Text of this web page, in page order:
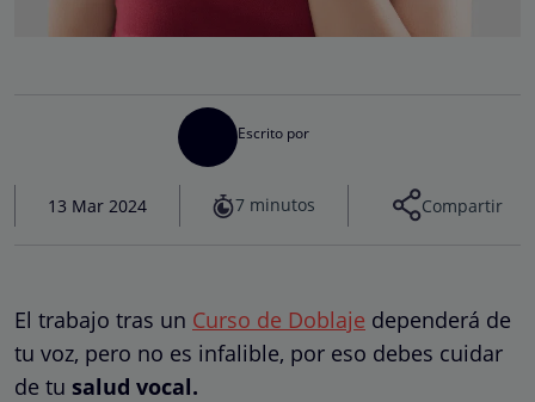
Escrito por
13 Mar 2024 7 minutos Compartir
El trabajo tras un Curso de Doblaje dependerá de
tu voz, pero no es infalible, por eso debes cuidar
de tu salud vocal.